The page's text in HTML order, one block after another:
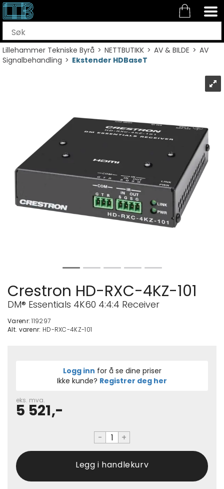
Lillehammer Tekniske Byrå>NETTBUTIKK>AV & BILDE>AV
Signalbehandling>Ekstender HDBaseT
Crestron HD-RXC-4KZ-101
DM® Essentials 4K60 4:4:4 Receiver
Varenr:119297
Alt. varenr: HD-RXC-4KZ-101
Logg inn for å se dine priser
Ikke kunde? Registrer deg her
eks. mva.
5 521,-
- +